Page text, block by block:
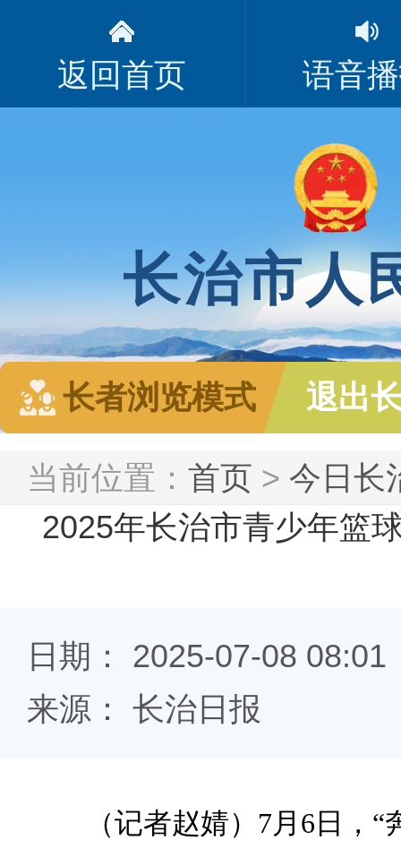
返回首页 语音
长治市人
长者浏览模式 退出
当前位置： 首页 > 今日长
2025年长治市青少年篮
日期： 2025-07-08 08:01
来源： 长治日报
（记者赵婧）7月6日，“